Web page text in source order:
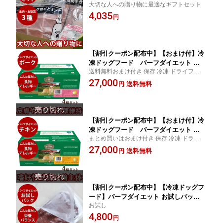
誕生日 お祝い 母の日 父の日 プレゼン
ト ギフト
大切な人への贈り物に最適なギフトセット
4,035円
【割引クーポン配布中】【おまけ付】冷
凍ドッグフード バーフダイエット ポ
ーク 4箱セット（220g×12枚×4箱）犬用
総合栄養食 【ドッグフード 生食 低カロ
送料無料おまけ付き 保存 冷凍 ドライフー
ドを食べない愛犬に ローフード
27,000円 送料無料
【割引クーポン配布中】【おまけ付】冷
凍ドッグフード バーフダイエット チ
キン 4箱セット（220g×12枚×4箱）犬用
総合栄養食 【ドッグフード 生食 低カロ
まとめ買いはおまけ付き 保存 冷凍 ドライ
フードを食べない愛犬に ローフード
27,000円 送料無料
【割引クーポン配布中】【冷凍ドッグフ
ード】バーフダイエット お試しパック6
枚入（220g×6）（ビーフ、チキン、カ
ンガルー、ラム、ポーク、コンビネーシ
お試し
4,800円